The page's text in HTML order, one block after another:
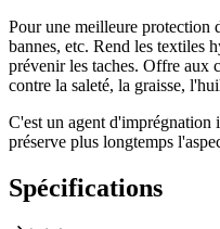
Pour une meilleure protection
bannes, etc. Rend les textiles
prévenir les taches. Offre aux
contre la saleté, la graisse,
C'est un agent
préserve plus longtemps
Spécifications